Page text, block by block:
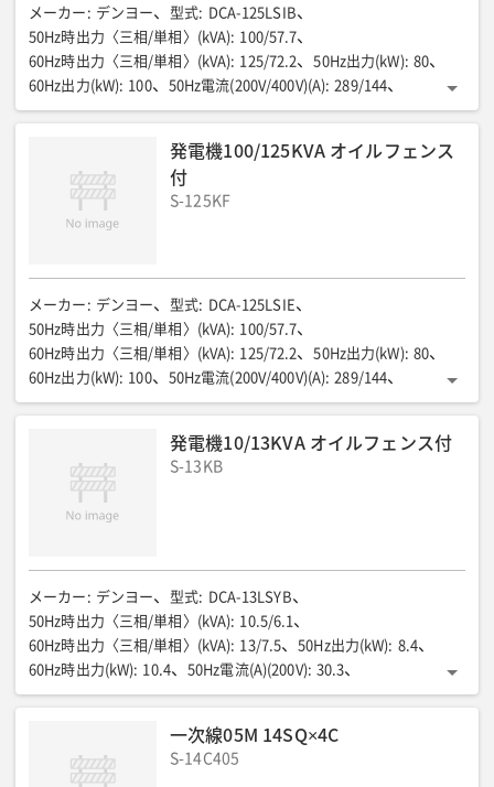
メーカー : デンヨー 型式: DCA-125LSIB
50Hz時出力〈三相/単相〉(kVA): 100/57.7
60Hz時出力〈三相/単相〉(kVA): 125/72.2 50Hz出力(kW): 80
60Hz出力(kW): 100 50Hz電流(200V/400V)(A): 289/144
60Hz時電流(200V/400V)(A): 328/164 燃料/タンク容量(L):
60Hz時燃料消費量75%負荷(L/h): 21.7 全長(mm): 2550
全幅(mm): 1150 全高(mm)
騒音値LWA(dB)
低騒音型
発電機100/125KVA オイルフェンス
付
S-125KF
メーカー : デンヨー 型式: DCA-125LSIE
50Hz時出力〈三相/単相〉(kVA): 100/57.7
60Hz時出力〈三相/単相〉(kVA): 125/72.2 50Hz出力(kW): 80
60Hz出力(kW): 100 50Hz電流(200V/400V)(A): 289/144
60Hz時電流(200V/400V)(A): 328/164 燃料/タンク容量(L):
60Hz時燃料消費量75%負荷(L/h): 21.7 全長(mm): 2650
全幅(mm): 1080 全高(mm):
低騒音型
発電機10/13KVA オイルフェンス付
S-13KB
メーカー : デンヨー 型式: DCA-13LSYB
50Hz時出力〈三相/単相〉(kVA): 10.5/6.1
60Hz時出力〈三相/単相〉(kVA): 13/7.5 50Hz出力(kW): 8.4
60Hz時出力(kW): 10.4 50Hz電流(A)(200V): 30.3
60Hz時電流(A)(200V): 34.1 全長(mm): 1390 全幅(mm): 650
50Hz燃料消費量75%負荷(L/h): 1.6(50%)
60Hz時燃料消費量75%負荷(L/h):
一次線05M 14SQ×4C
S-14C405